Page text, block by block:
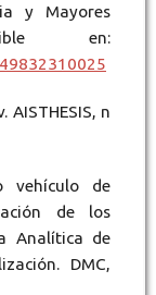
y Mayores
en:
AISTHESIS, n
vehículo de
de los
Analítica de
DMC,